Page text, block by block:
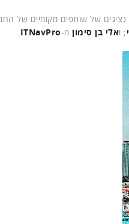
של שותפים מקומיים של
; ואלי בן סימון מ-ITNavPro
.